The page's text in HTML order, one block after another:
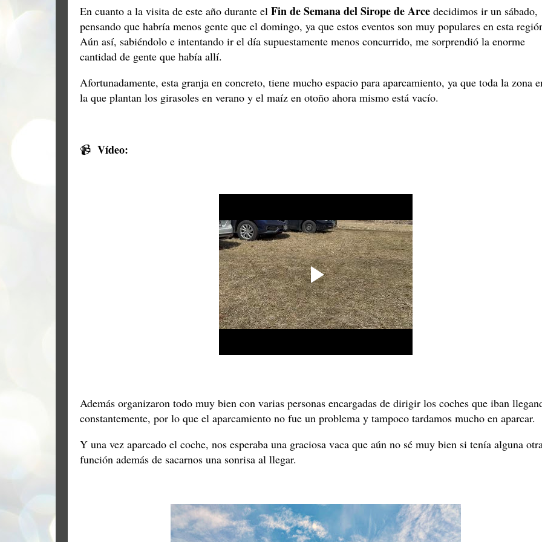
En cuanto a la visita de este año durante el Fin de Semana del Sirope de Arce decidimos ir un sábado,
pensando que habría menos gente que el domingo, ya que estos eventos son muy populares en esta
Aún así, sabiéndolo e intentando ir el día supuestamente menos concurrido, me sorprendió la enorme
cantidad de gente que había allí.
Afortunadamente, esta granja en concreto, tiene mucho espacio para aparcamiento, ya que toda la zona
la que plantan los girasoles en verano y el maíz en otoño ahora mismo está vacío.
📹 Vídeo:
Además organizaron todo muy bien con varias personas encargadas de dirigir los coches que iban
constantemente, por lo que el aparcamiento no fue un problema y tampoco tardamos mucho en aparcar.
Y una vez aparcado el coche, nos esperaba una graciosa vaca que aún no sé muy bien si tenía alguna
función además de sacarnos una sonrisa al llegar.